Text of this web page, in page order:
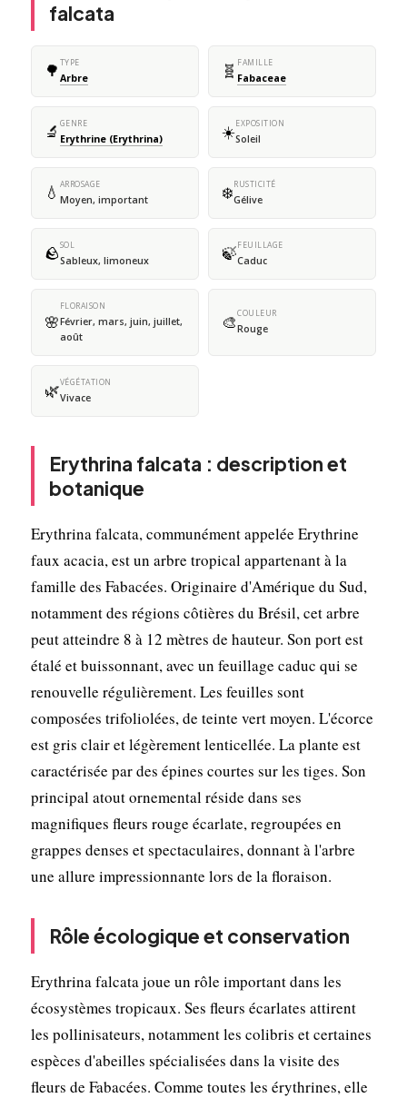
falcata
🌳 TYPE
Arbre 🧬 FAMILLE
Fabaceae
🔬 GENRE
Erythrine (Erythrina) ☀️EXPOSITION
Soleil
💧 ARROSAGE
Moyen, important ❄️RUSTICITÉ
Gélive
🪨SOL
Sableux, limoneux 🍃FEUILLAGE
Caduc
🌸
FLORAISON
Février, mars, juin, juillet,
août
🎨COULEUR
Rouge
🌿VÉGÉTATION
Vivace
Erythrina falcata : description et
botanique
Erythrina falcata, communément appelée Erythrine
faux acacia, est un arbre tropical appartenant à la
famille des Fabacées. Originaire d'Amérique du Sud,
notamment des régions côtières du Brésil, cet arbre
peut atteindre 8 à 12 mètres de hauteur. Son port est
étalé et buissonnant, avec un feuillage caduc qui se
renouvelle régulièrement. Les feuilles sont
composées trifoliolées, de teinte vert moyen. L'écorce
est gris clair et légèrement lenticellée. La plante est
caractérisée par des épines courtes sur les tiges. Son
principal atout ornemental réside dans ses
magnifiques fleurs rouge écarlate, regroupées en
grappes denses et spectaculaires, donnant à l'arbre
une allure impressionnante lors de la floraison.
Rôle écologique et conservation
Erythrina falcata joue un rôle important dans les
écosystèmes tropicaux. Ses fleurs écarlates attirent
les pollinisateurs, notamment les colibris et certaines
espèces d'abeilles spécialisées dans la visite des
fleurs de Fabacées. Comme toutes les érythrines, elle